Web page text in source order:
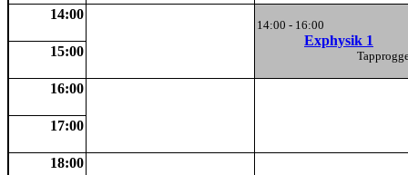
14:00
14:00 - 16:00
Exphysik 1
15:00
16:00
17:00
18:00